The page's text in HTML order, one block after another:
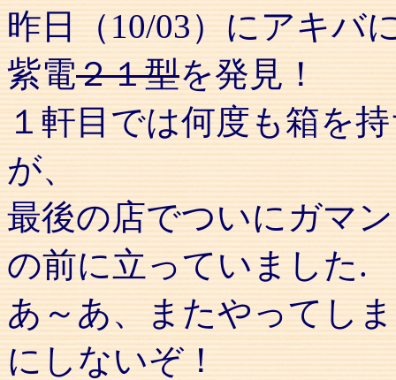
昨日（10/03）にアキバ
紫電２１型を発見！
１軒目では何度も箱を
が、
最後の店でついにガマ
の前に立っていました.
あ～あ、またやってし
にしないぞ！